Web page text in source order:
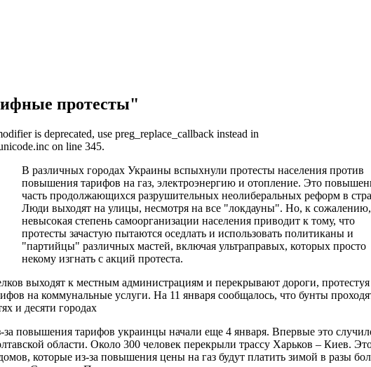
протесты"
is deprecated, use preg_replace_callback instead in
on line 345.
В различных городах Украины вспыхнули протесты населения против
повышения тарифов на газ, электроэнергию и отопление. Это
часть продолжающихся разрушительных неолиберальных реформ в
Люди выходят на улицы, несмотря на все "локдауны". Но, к сожалению,
невысокая степень самоорганизации населения приводит к тому, что
протесты зачастую пытаются оседлать и использовать политиканы и
"партийцы" различных мастей, включая ультраправых, которых просто
некому изгнать с акций протеста.
выходят к местным администрациям и перекрывают дороги, протестуя
на коммунальные услуги. На 11 января сообщалось, что бунты
и десяти городах
за повышения тарифов украинцы начали еще 4 января. Впервые это
области. Около 300 человек перекрыли трассу Харьков – Киев.
которые из-за повышения цены на газ будут платить зимой в разы